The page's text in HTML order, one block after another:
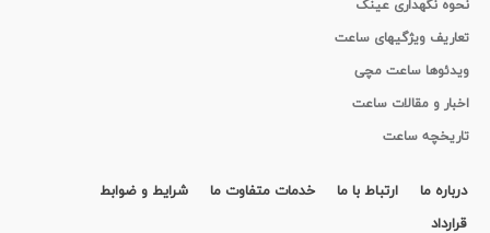
نحوه نگهداری عینک
تعاریف ویژگیهای ساعت
ویدئوها ساعت مچی
اخبار و مقالات ساعت
تاریخچه ساعت
درباره ما ارتباط با ما خدمات متفاوت ما
شرایط و ضوابط
قرارداد